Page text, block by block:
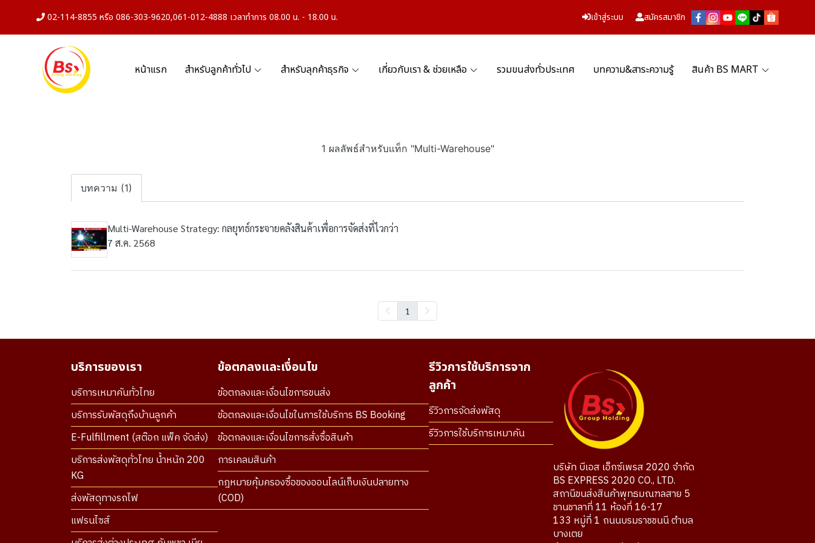
02-114-8855 หรือ 086-303-9620,061-012-4888 เวลาทำการ 08.00 น. - 18.00 น. เข้าสู่ระบบ สมัครสมาชิก
หน้าแรก สำหรับลูกค้าทั่วไป สำหรับลุกค้าธุรกิจ เกี่ยวกับเรา & ช่วยเหลือ รวมขนส่งทั่วประเทศ บทความ&สาระความรู้ สินค้า BS MART
1 ผลลัพธ์สำหรับแท็ก "Multi-Warehouse"
บทความ (1)
Multi-Warehouse Strategy: กลยุทธ์กระจายคลังสินค้าเพื่อการจัดส่งที่ไวกว่า
7 ส.ค. 2568
1
บริการของเรา
บริการเหมาคันทั่วไทย
บริการรับพัสดุถึงบ้านลูกค้า
E-Fulfillment (สต๊อก แพ็ค จัดส่ง)
บริการส่งพัสดุทั่วไทย น้ำหนัก 200
KG
ส่งพัสดุทางรถไฟ
แฟรนไซส์
ข้อตกลงและเงื่อนไข
ข้อตกลงและเงื่อนไขการขนส่ง
ข้อตกลงและเงื่อนไขในการใช้บริการ BS Booking
ข้อตกลงและเงื่อนไขการสั่งซื้อสินค้า
การเคลมสินค้า
กฎหมายคุ้มครองซื้อของออนไลน์เก็บเงินปลายทาง
(COD)
รีวิวการใช้บริการจาก
ลูกค้า
รีวิวการจัดส่งพัสดุ
รีวิวการใช้บริการเหมาคัน
บริษัท บีเอส เอ็กซ์เพรส 2020 จำกัด
BS EXPRESS 2020 CO., LTD.
สถานีขนส่งสินค้าพุทธมณฑลสาย 5
ชานชาลาที่ 11 ห้องที่ 16-17
133 หมู่ที่ 1 ถนนบรมราชชนนี ตำบล
บางเตย